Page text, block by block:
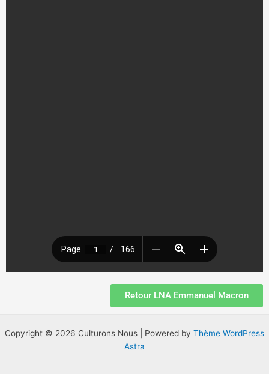
Retour LNA Emmanuel Macron
Copyright © 2026 Culturons Nous | Powered by Thème WordPress
Astra